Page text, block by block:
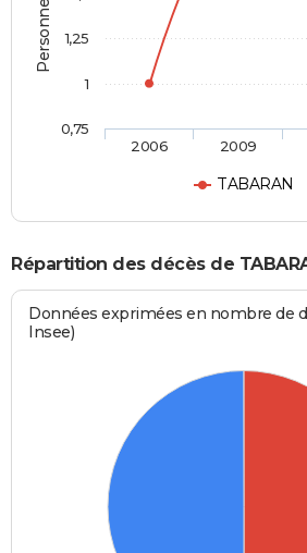
TABARAN
2006 2009
0,75
1
1,25
Répartition des décès de
Données exprimées en nombre de
Insee)